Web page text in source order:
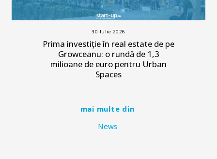
30 Iulie 2026
Prima investiție în real estate de pe
Growceanu: o rundă de 1,3
milioane de euro pentru Urban
Spaces
mai multe din
News